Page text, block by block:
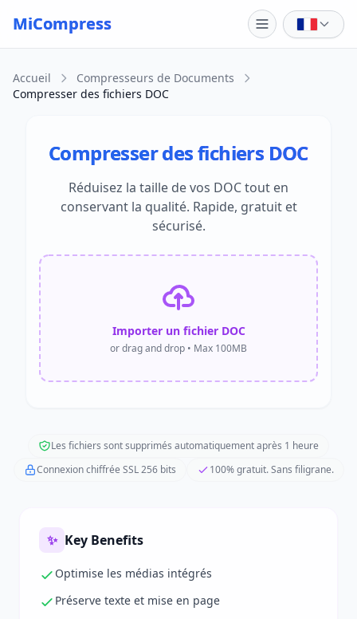
Skip to main content
MiCompress
Accueil
Compresseurs de Documents
Compresser des fichiers DOC
Compresser des fichiers DOC
Réduisez la taille de vos DOC tout en
conservant la qualité. Rapide, gratuit et
sécurisé.
Importer un fichier DOC
or drag and drop • Max 100MB
Les fichiers sont supprimés automatiquement après 1 heure
Connexion chiffrée SSL 256 bits
100% gratuit. Sans filigrane.
✨ Key Benefits
Optimise les médias intégrés
Préserve texte et mise en page